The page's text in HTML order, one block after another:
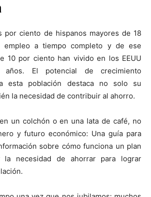
por ciento de hispanos mayores de 18
empleo a tiempo completo y de ese
10 por ciento han vivido en los EEUU
El potencial de crecimiento
esta población destaca no solo su
la necesidad de contribuir al ahorro.
un colchón o en una lata de café, no
y futuro económico: Una guía para
sobre cómo funciona un plan
necesidad de ahorrar para lograr